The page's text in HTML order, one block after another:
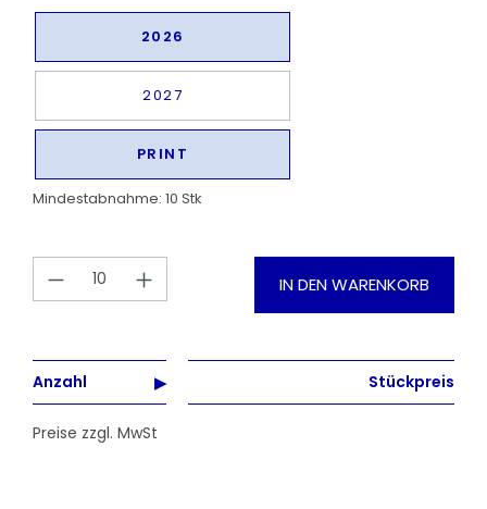
2026
2027
PRINT
Mindestabnahme: 10 Stk
Produkt Anzahl: Gib denIN DEN WARENKORB
Anzahl Stückpreis
Preise zzgl. MwSt